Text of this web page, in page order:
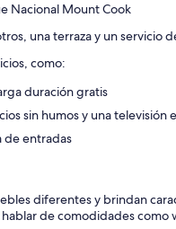
Nacional Mount Cook
una terraza y un servicio
como:
duración gratis
sin humos y una televisión
de entradas
diferentes y brindan
de comodidades como